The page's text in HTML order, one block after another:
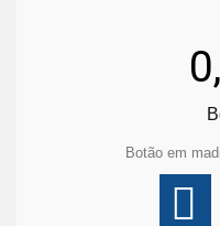
Botão em